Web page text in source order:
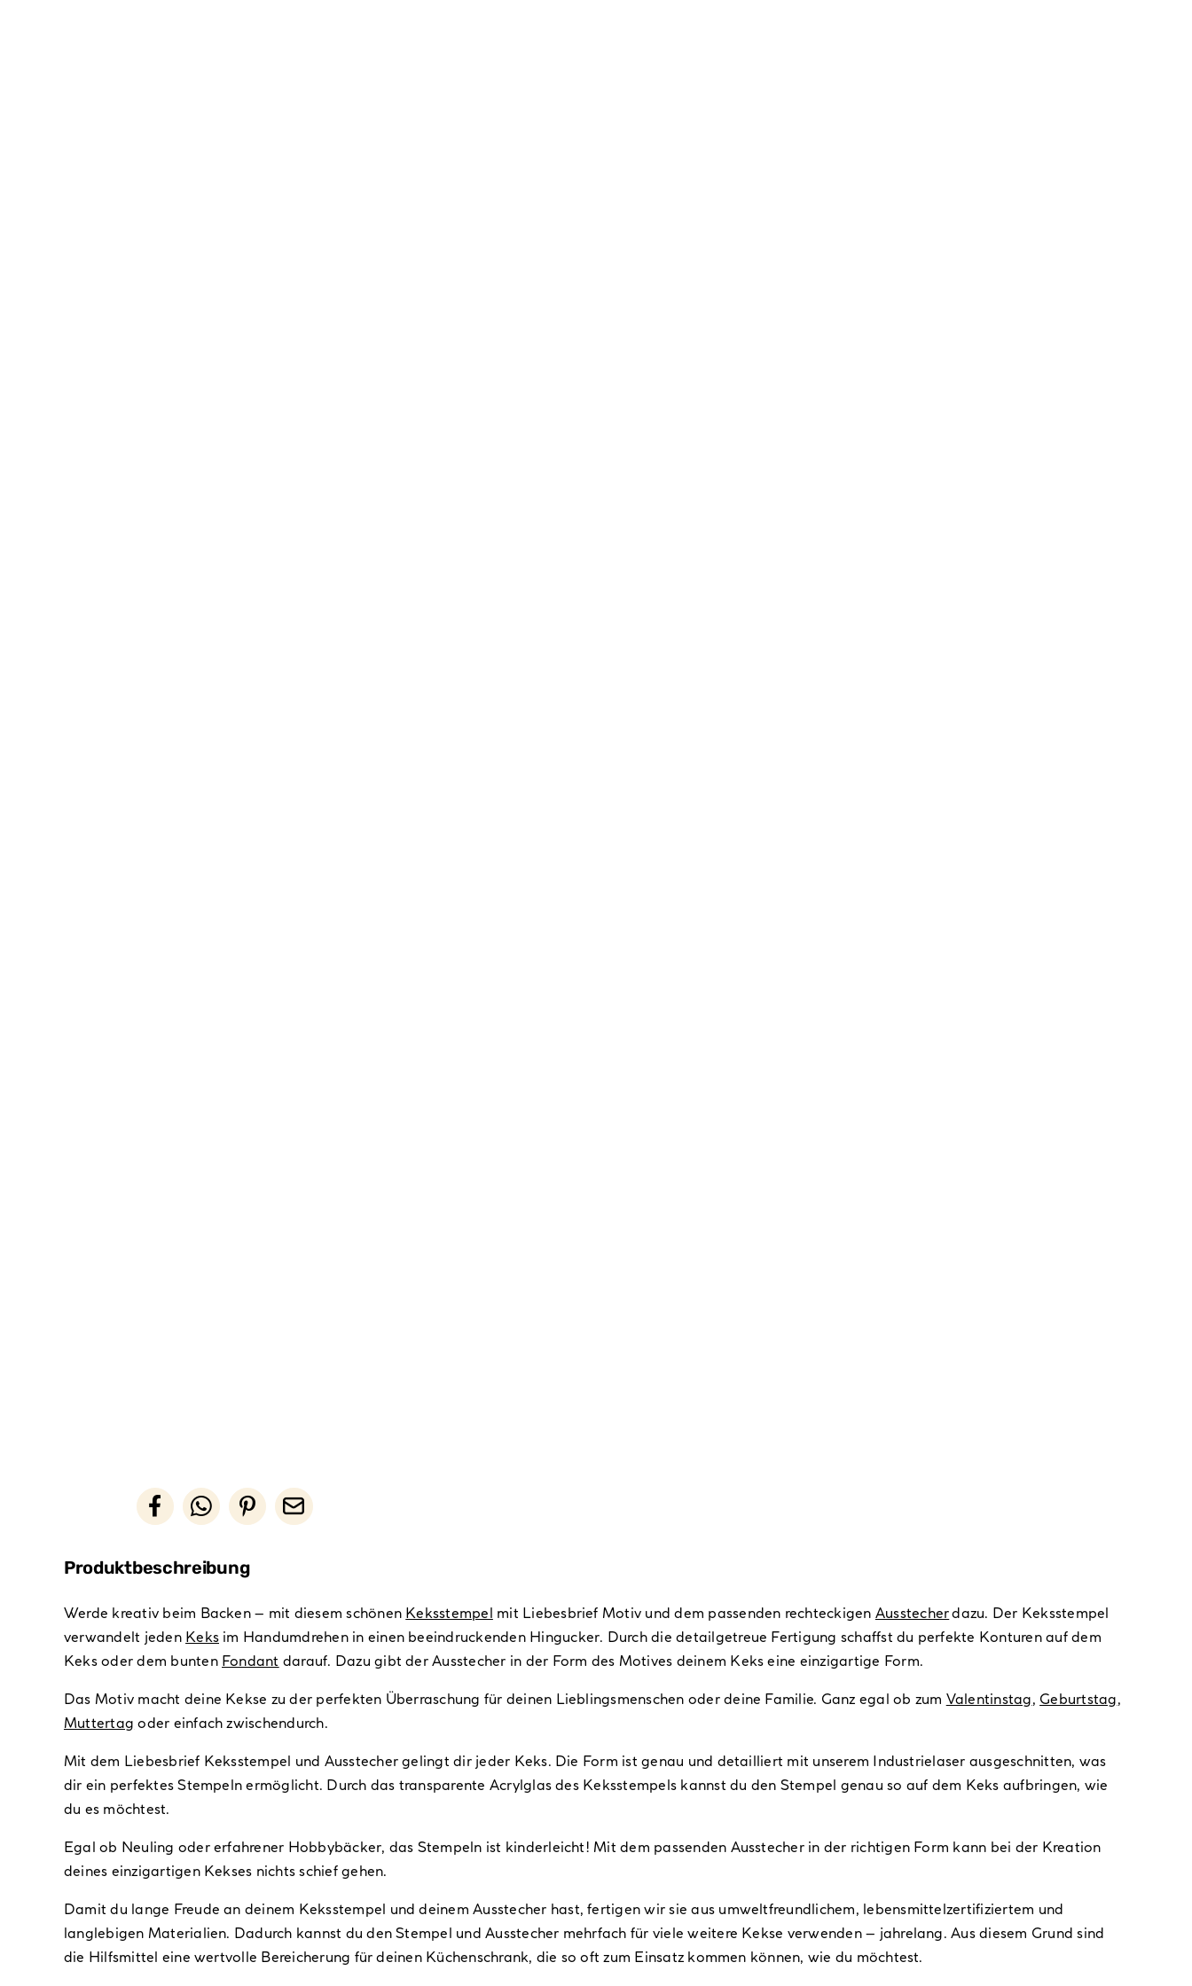
Produktbeschreibung
Werde kreativ beim Backen – mit diesem schönen Keksstempel mit Liebesbrief Motiv und dem passenden rechteckigen Ausstecherdazu. Der Keksstempel
verwandelt jeden Keks im Handumdrehen in einen beeindruckenden Hingucker. Durch die detailgetreue Fertigung schaffst du perfekte Konturen auf dem
Keks oder dem bunten Fondant darauf. Dazu gibt der Ausstecher in der Form des Motives deinem Keks eine einzigartige Form.
Das Motiv macht deine Kekse zu der perfekten Überraschung für deinen Lieblingsmenschen oder deine Familie. Ganz egal ob zum Valentinstag, Geburtstag,
Muttertag oder einfach zwischendurch.
Mit dem Liebesbrief Keksstempel und Ausstecher gelingt dir jeder Keks. Die Form ist genau und detailliert mit unserem Industrielaser ausgeschnitten, was
dir ein perfektes Stempeln ermöglicht. Durch das transparente Acrylglas des Keksstempels kannst du den Stempel genau so auf dem Keks aufbringen, wie
du es möchtest.
Egal ob Neuling oder erfahrener Hobbybäcker, das Stempeln ist kinderleicht! Mit dem passenden Ausstecher in der richtigen Form kann bei der Kreation
deines einzigartigen Kekses nichts schief gehen.
Damit du lange Freude an deinem Keksstempel und deinem Ausstecher hast, fertigen wir sie aus umweltfreundlichem, lebensmittelzertifiziertem und
langlebigen Materialien. Dadurch kannst du den Stempel und Ausstecher mehrfach für viele weitere Kekse verwenden – jahrelang. Aus diesem Grund sind
die Hilfsmittel eine wertvolle Bereicherung für deinen Küchenschrank, die so oft zum Einsatz kommen können, wie du möchtest.